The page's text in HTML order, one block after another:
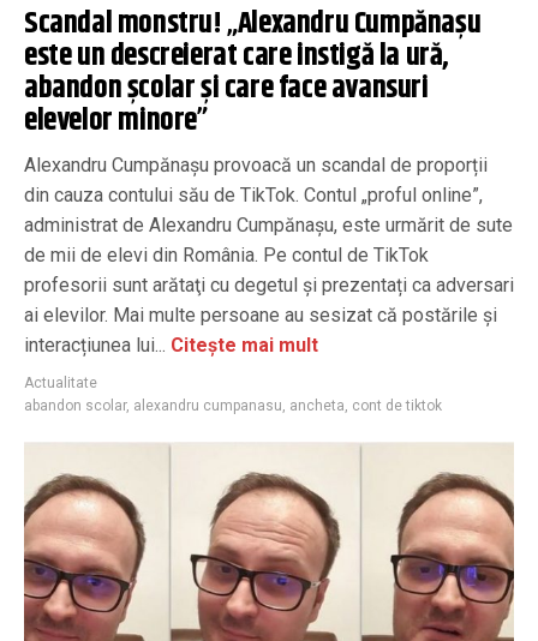
Scandal monstru! „Alexandru Cumpănașu
este un descreierat care instigă la ură,
abandon școlar și care face avansuri
elevelor minore”
Alexandru Cumpănașu provoacă un scandal de proporții
din cauza contului său de TikTok. Contul „proful online”,
administrat de Alexandru Cumpănaşu, este urmărit de sute
de mii de elevi din România. Pe contul de TikTok
profesorii sunt arătaţi cu degetul şi prezentați ca adversari
ai elevilor. Mai multe persoane au sesizat că postările și
interacțiunea lui... Citește mai mult
Actualitate
abandon scolar, alexandru cumpanasu, ancheta, cont de tiktok